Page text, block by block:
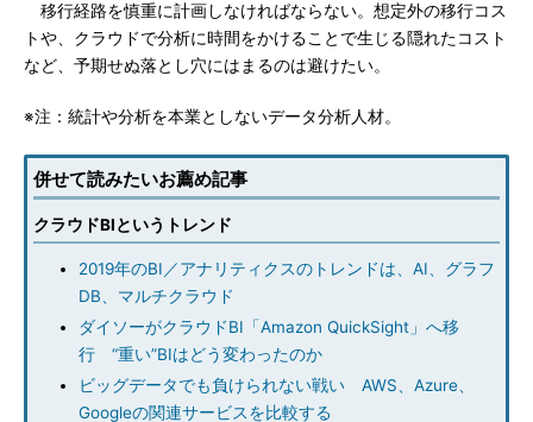
移行経路を慎重に計画しなければならない。想定外の移行コス
トや、クラウドで分析に時間をかけることで生じる隠れたコスト
など、予期せぬ落とし穴にはまるのは避けたい。
※注：統計や分析を本業としないデータ分析人材。
併せて読みたいお薦め記事
クラウドBIというトレンド
2019年のBI／アナリティクスのトレンドは、AI、グラフ
DB、マルチクラウド
ダイソーがクラウドBI「Amazon QuickSight」へ移
行 “重い”BIはどう変わったのか
ビッグデータでも負けられない戦い AWS、Azure、
Googleの関連サービスを比較する